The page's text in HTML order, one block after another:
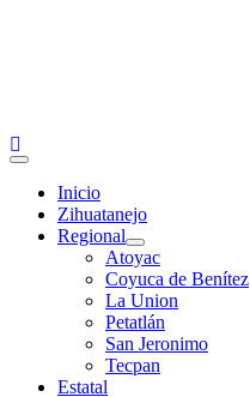
Primary
Inicio
Zihuatanejo
Regional
Atoyac
Coyuca de Benítez
La Union
Petatlán
San Jeronimo
Tecpan
Estatal